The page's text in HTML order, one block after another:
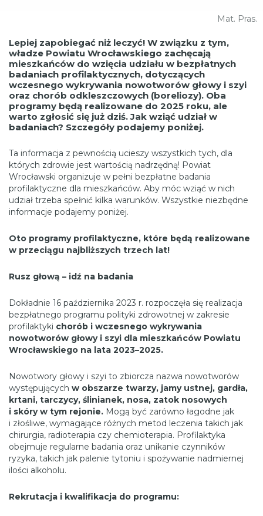
Mat. Pras.
Lepiej zapobiegać niż leczyć! W związku z tym,
władze Powiatu Wrocławskiego zachęcają
mieszkańców do wzięcia udziału w bezpłatnych
badaniach profilaktycznych, dotyczących
wczesnego wykrywania nowotworów głowy i szyi
oraz chorób odkleszczowych (boreliozy). Oba
programy będą realizowane do 2025 roku, ale
warto zgłosić się już dziś. Jak wziąć udział w
badaniach? Szczegóły podajemy poniżej.
Ta informacja z pewnością ucieszy wszystkich tych, dla
których zdrowie jest wartością nadrzędną! Powiat
Wrocławski organizuje w pełni bezpłatne badania
profilaktyczne dla mieszkańców. Aby móc wziąć w nich
udział trzeba spełnić kilka warunków. Wszystkie niezbędne
informacje podajemy poniżej.
Oto programy profilaktyczne, które będą realizowane
w przeciągu najbliższych trzech lat!
Rusz głową – idź na badania
Dokładnie 16 października 2023 r. rozpoczęła się realizacja
bezpłatnego programu polityki zdrowotnej w zakresie
profilaktyki chorób i wczesnego wykrywania
nowotworów głowy i szyi dla mieszkańców Powiatu
Wrocławskiego na lata 2023–2025.
Nowotwory głowy i szyi to zbiorcza nazwa nowotworów
występujących w obszarze twarzy, jamy ustnej, gardła,
krtani, tarczycy, ślinianek, nosa, zatok nosowych
i skóry w tym rejonie. Mogą być zarówno łagodne jak
i złośliwe, wymagające różnych metod leczenia takich jak
chirurgia, radioterapia czy chemioterapia. Profilaktyka
obejmuje regularne badania oraz unikanie czynników
ryzyka, takich jak palenie tytoniu i spożywanie nadmiernej
ilości alkoholu.
Rekrutacja i kwalifikacja do programu: